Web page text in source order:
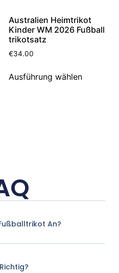
Australien Heimtrikot
Kinder WM 2026 Fußball
trikotsatz
€34.00
Ausführung wählen
An?